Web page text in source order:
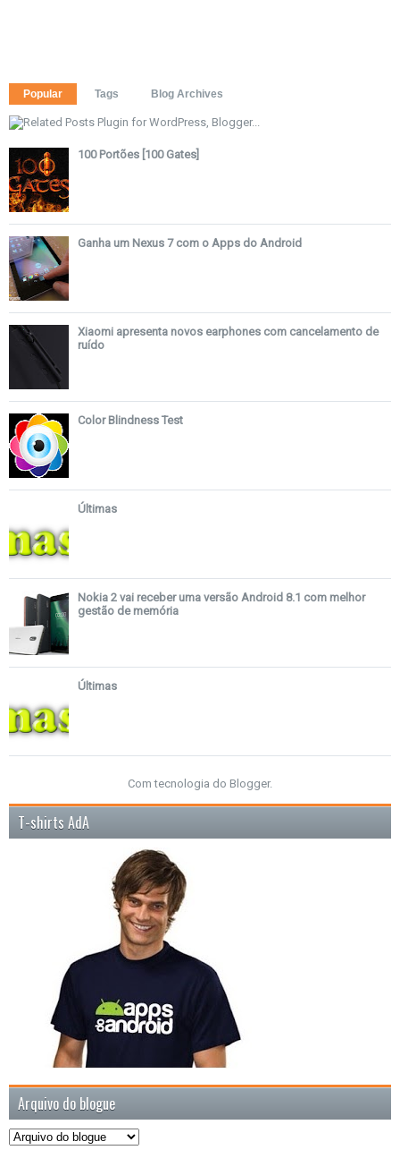
Popular Tags Blog Archives
100 Portões [100 Gates]
Ganha um Nexus 7 com o Apps do Android
Xiaomi apresenta novos earphones com cancelamento de
ruído
Color Blindness Test
Últimas
Nokia 2 vai receber uma versão Android 8.1 com melhor
gestão de memória
Últimas
Com tecnologia do Blogger.
T-shirts AdA
Arquivo do blogue